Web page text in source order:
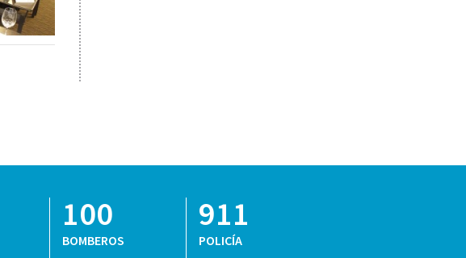
100
BOMBEROS
911
POLICÍA